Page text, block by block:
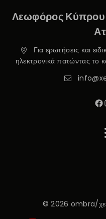
Λεωφόρος
Για ερωτήσεις και
ηλεκτρονικά πατώντας το
© 2026 ombra/